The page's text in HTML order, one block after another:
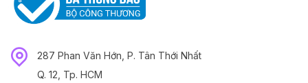
287 Phan Văn Hớn, P. Tân Thới Nhất
Q. 12, Tp. HCM